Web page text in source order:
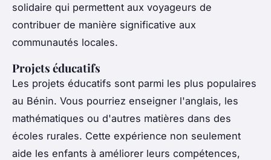
solidaire qui permettent aux voyageurs de
contribuer de manière significative aux
communautés locales.
Projets éducatifs
Les projets éducatifs sont parmi les plus populaires
au Bénin. Vous pourriez enseigner l'anglais, les
mathématiques ou d'autres matières dans des
écoles rurales. Cette expérience non seulement
aide les enfants à améliorer leurs compétences,